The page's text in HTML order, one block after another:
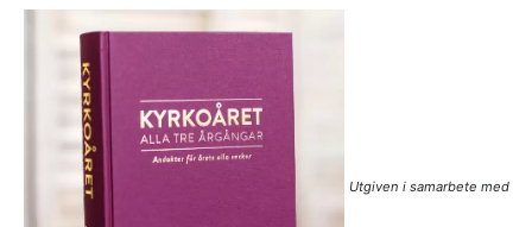
Utgiven i samarbete med